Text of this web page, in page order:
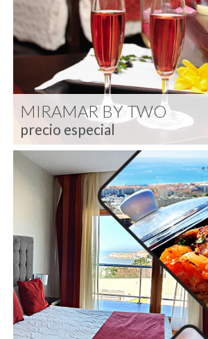
MIRAMAR BY TWO
precio especial